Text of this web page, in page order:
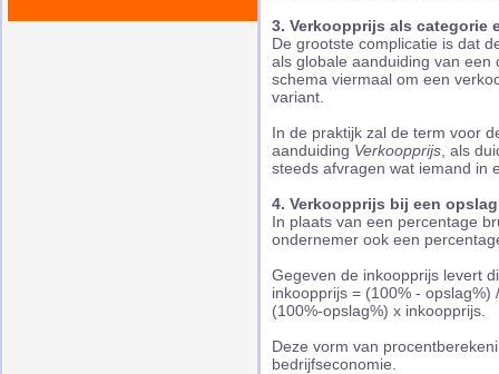
3. Verkoopprijs als categorie
De grootste complicatie is dat
als globale aanduiding van
schema viermaal om een
variant.
In de praktijk zal de term voor
aanduiding Verkoopprijs , als
steeds afvragen wat iemand in
4. Verkoopprijs bij een
In plaats van een percentage
ondernemer ook een
Gegeven de inkoopprijs levert
inkoopprijs = (100% -
(100%-opslag%) x inkoopprijs.
Deze vorm van
bedrijfseconomie.